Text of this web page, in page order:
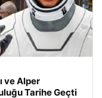
ve Alper
Tarihe Geçti